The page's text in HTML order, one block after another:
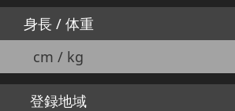
身長 / 体重
cm / kg
登録地域